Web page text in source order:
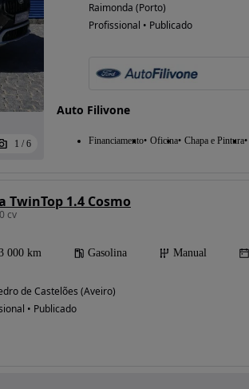
1 / 6
Raimonda (Porto)
Profissional • Publicado
Auto Filivone
Financiamento Oficina Chapa e Pintura
TwinTop 1.4 Cosmo
cv
000 km Gasolina Manual
de Castelões (Aveiro)
• Publicado